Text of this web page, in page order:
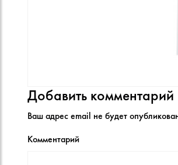
Добавить комментарий
Ваш адрес email не будет
Комментарий